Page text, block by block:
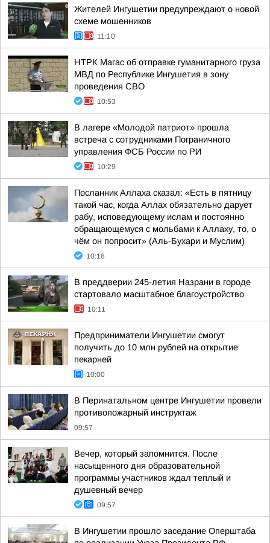
Жителей Ингушетии предупреждают о новой
схеме мошенников
11:10
НТРК Магас об отправке гуманитарного груза
МВД по Республике Ингушетия в зону
проведения СВО
10:53
В лагере «Молодой патриот» прошла
встреча с сотрудниками Пограничного
управления ФСБ России по РИ
10:29
Посланник Аллаха сказал: «Есть в пятницу
такой час, когда Аллах обязательно дарует
рабу, исповедующему ислам и постоянно
обращающемуся с мольбами к Аллаху, то, о
чём он попросит» (Аль-Бухари и Муслим)
10:18
В преддверии 245-летия Назрани в городе
стартовало масштабное благоустройство
10:11
Предприниматели Ингушетии смогут
получить до 10 млн рублей на открытие
пекарней
10:00
В Перинатальном центре Ингушетии провели
противопожарный инструктаж
09:57
Вечер, который запомнится. После
насыщенного дня образовательной
программы участников ждал теплый и
душевный вечер
09:57
В Ингушетии прошло заседание Оперштаба